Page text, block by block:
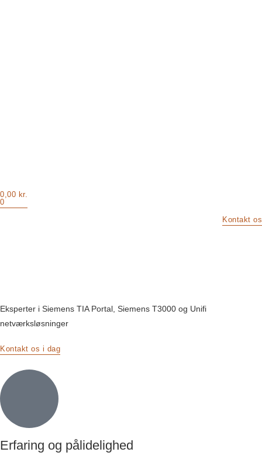
0,00 kr.
0
Kontakt os
Eksperter i Siemens TIA Portal, Siemens T3000 og Unifi
netværksløsninger
Kontakt os i dag
Erfaring og pålidelighed